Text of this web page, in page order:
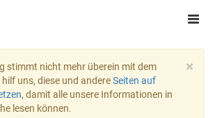
×
stimmt nicht mehr überein mit dem
hilf uns, diese und andereSeiten auf
, damit alle unsere Informationen in
lesen können.